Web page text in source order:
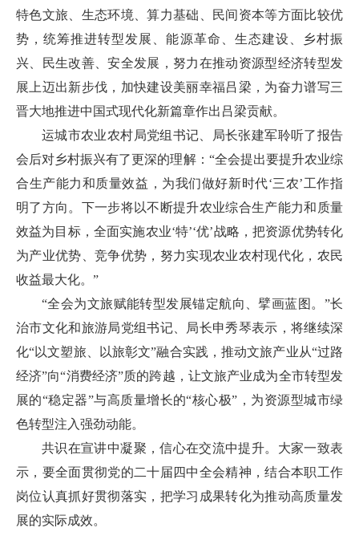
特色文旅、生态环境、算力基础、民间资本等方面比较优
势，统筹推进转型发展、能源革命、生态建设、乡村振
兴、民生改善、安全发展，努力在推动资源型经济转型发
展上迈出新步伐，加快建设美丽幸福吕梁，为奋力谱写三
晋大地推进中国式现代化新篇章作出吕梁贡献。
运城市农业农村局党组书记、局长张建军聆听了报告
会后对乡村振兴有了更深的理解：“全会提出要提升农业综
合生产能力和质量效益，为我们做好新时代‘三农’工作指
明了方向。下一步将以不断提升农业综合生产能力和质量
效益为目标，全面实施农业‘特’‘优’战略，把资源优势转化
为产业优势、竞争优势，努力实现农业农村现代化，农民
收益最大化。”
“全会为文旅赋能转型发展锚定航向、擘画蓝图。”长
治市文化和旅游局党组书记、局长申秀琴表示，将继续深
化“以文塑旅、以旅彰文”融合实践，推动文旅产业从“过路
经济”向“消费经济”质的跨越，让文旅产业成为全市转型发
展的“稳定器”与高质量增长的“核心极”，为资源型城市绿
色转型注入强劲动能。
共识在宣讲中凝聚，信心在交流中提升。大家一致表
示，要全面贯彻党的二十届四中全会精神，结合本职工作
岗位认真抓好贯彻落实，把学习成果转化为推动高质量发
展的实际成效。